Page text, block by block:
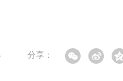
分享：